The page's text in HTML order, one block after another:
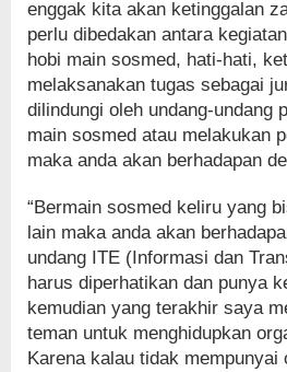
enggak kita akan ketinggalan
perlu dibedakan antara
hobi main sosmed, hati-hati,
melaksanakan tugas sebagai
dilindungi oleh undang-undang
main sosmed atau melakukan
maka anda akan berhadapan
“Bermain sosmed keliru yang
lain maka anda akan
undang ITE (Informasi dan
harus diperhatikan dan punya
kemudian yang terakhir saya
teman untuk menghidupkan
Karena kalau tidak mempunyai